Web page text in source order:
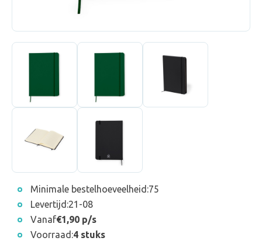
Minimale bestelhoeveelheid:75
Levertijd:21-08
Vanaf€1,90 p/s
Voorraad:4 stuks